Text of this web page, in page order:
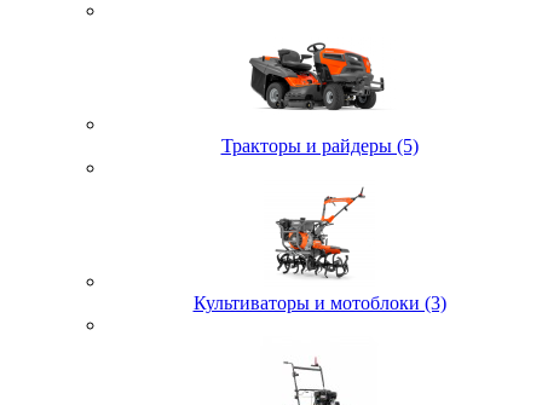
Тракторы и райдеры (5)
Культиваторы и мотоблоки (3)